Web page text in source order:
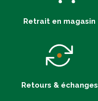
Retrait en magasin
Retours & échanges